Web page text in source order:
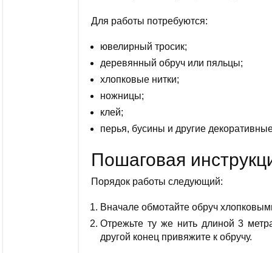
Для работы потребуются:
ювелирный тросик;
деревянный обруч или пяльцы;
хлопковые нитки;
ножницы;
клей;
перья, бусины и другие
Пошаговая
Порядок работы следующий:
Вначале обмотайте обруч
Отрежьте ту же нить длиной 3
другой конец привяжите к обручу.